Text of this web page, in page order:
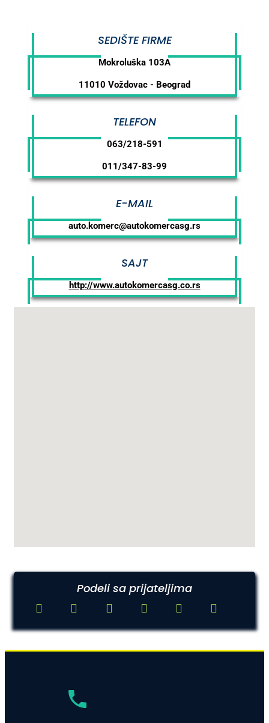
SEDIŠTE FIRME
Mokroluška 103A
11010 Voždovac - Beograd
TELEFON
063/218-591
011/347-83-99
E-MAIL
auto.komerc@autokomercasg.rs
SAJT
http://www.autokomercasg.co.rs
Podeli sa prijateljima